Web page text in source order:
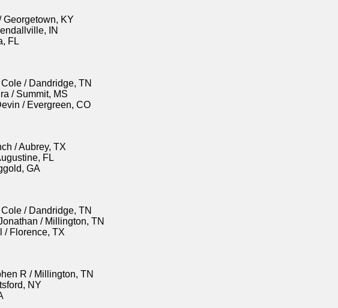
Georgetown, KY
IN
FL
/ Dandridge, TN
/ Summit, MS
/ Evergreen, CO
/ Aubrey, TX
FL
GA
/ Dandridge, TN
/ Millington, TN
/ Florence, TX
R / Millington, TN
NY